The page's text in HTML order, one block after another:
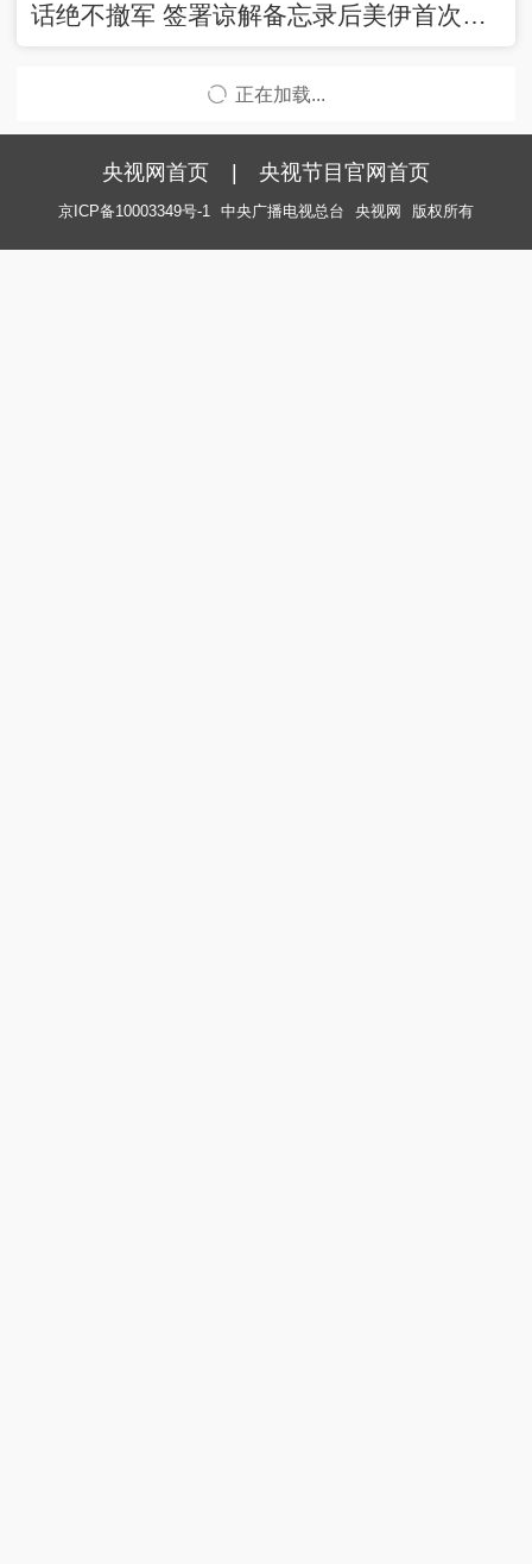
话绝不撤军 签署谅解备忘录后美伊首次爆
正在加载...
央视网首页 | 央视节目官网首页
京ICP备10003349号-1 中央广播电视总台 央视网 版权所有